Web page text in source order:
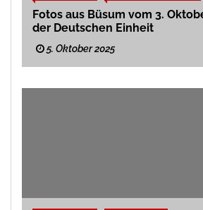
Fotos aus Büsum vom 3.
der Deutschen Einheit
5. Oktober 2025